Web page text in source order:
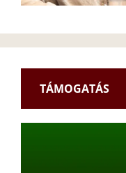
TÁMOGATÁS